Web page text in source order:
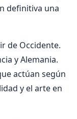
definitiva una
de Occidente.
y Alemania.
actúan según
y el arte en